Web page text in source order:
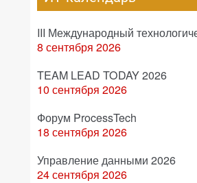
III Международный
8 сентября 2026
TEAM LEAD TODAY 2026
10 сентября 2026
Форум ProcessTech
18 сентября 2026
Управление данными 2026
24 сентября 2026